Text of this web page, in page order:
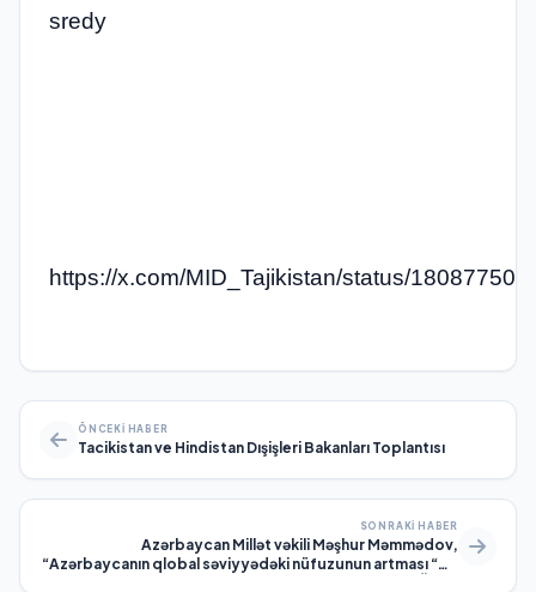
sredy
https://x.com/MID_Tajikistan/status/
ÖNCEKI HABER
Tacikistan ve Hindistan Dışişleri Bakanları Toplantısı
SONRAKI HABER
Azərbaycan Millət vəkili Məşhur Məmmədov,
“Azərbaycanın qlobal səviyyədəki nüfuzunun artması “Bu